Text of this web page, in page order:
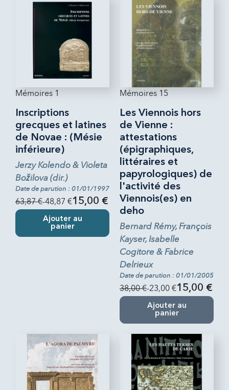
Mémoires 1
Inscriptions
grecques et latines
de Novae : (Mésie
inférieure)
Jerzy Kolendo & Violeta
Božilova (dir.)
Date de parution : 01/01/1997
63,87 €-48,87 €15,00 €
Ajouter au
panier
Mémoires 15
Les Viennois hors
de Vienne :
attestations
(épigraphiques,
littéraires et
papyrologiques) de
l'activité des
Viennois(es) en
deho
Bernard Rémy, François
Kayser, Isabelle
Cogitore & Fabrice
Delrieux
Date de parution : 01/01/2005
38,00 €-23,00 €15,00 €
Ajouter au
panier